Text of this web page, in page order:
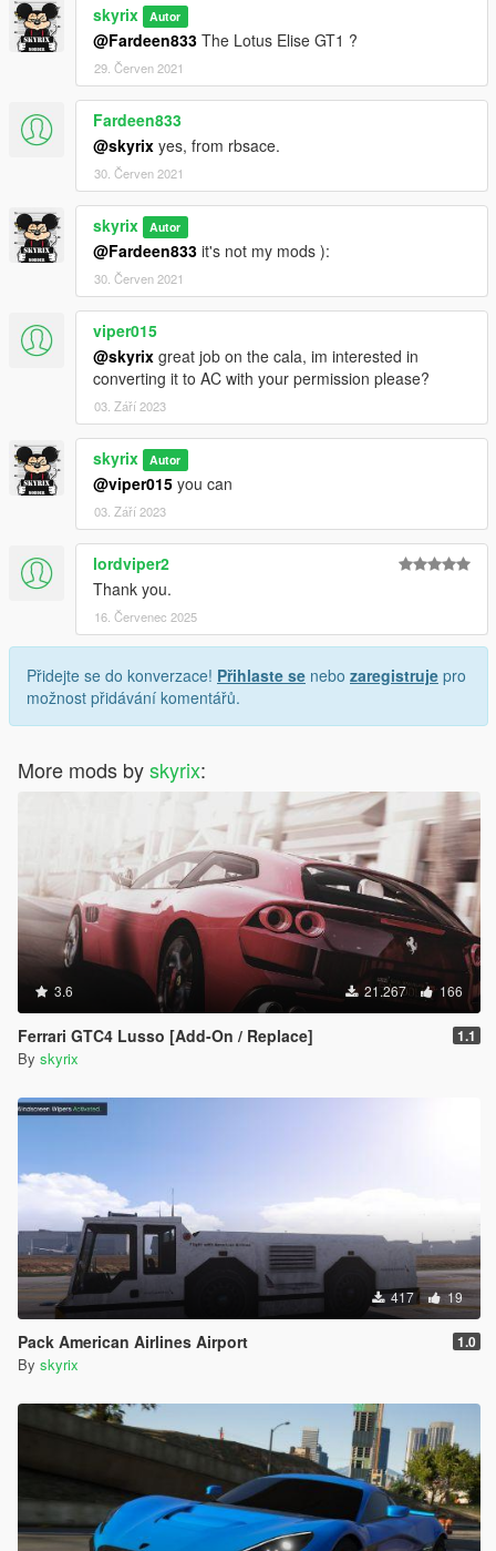
skyrix Autor
@Fardeen833 The Lotus Elise GT1 ?
29. Červen 2021
Fardeen833
@skyrix yes, from rbsace.
30. Červen 2021
skyrix Autor
@Fardeen833 it's not my mods ):
30. Červen 2021
viper015
@skyrix great job on the cala, im interested in
converting it to AC with your permission please?
03. Září 2023
skyrix Autor
@viper015 you can
03. Září 2023
lordviper2
Thank you.
16. Červenec 2025
Přidejte se do konverzace! Přihlaste se nebo zaregistruje pro
možnost přidávání komentářů.
More mods byskyrix:
3.6 21.267 166
Ferrari GTC4 Lusso [Add-On / Replace] 1.1
By skyrix
417 19
Pack American Airlines Airport 1.0
By skyrix